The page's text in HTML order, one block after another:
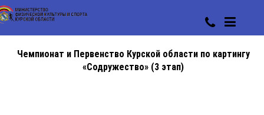
Чемпионат и Первенство Курской области по картингу
«Содружество» (3 этап)